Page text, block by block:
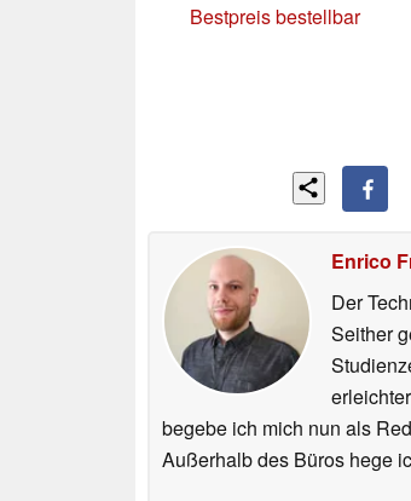
Bestpreis bestellbar
Enrico
Der
Seither
begebe ich mich nun als
Außerhalb des Büros hege